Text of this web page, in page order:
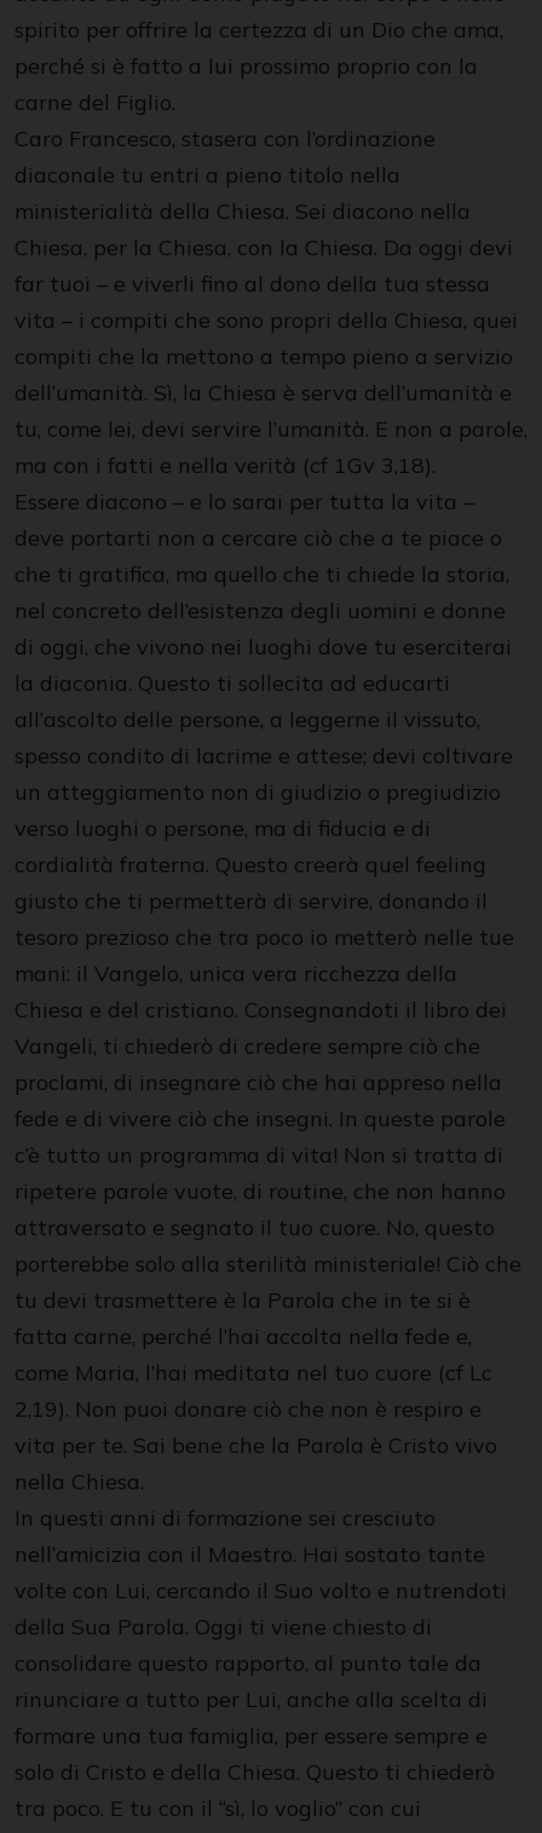
spirito per offrire la certezza di un Dio che ama,
perché si è fatto a lui prossimo proprio con la
carne del Figlio.
Caro Francesco, stasera con l’ordinazione
diaconale tu entri a pieno titolo nella
ministerialità della Chiesa. Sei diacono nella
Chiesa, per la Chiesa, con la Chiesa. Da oggi devi
far tuoi – e viverli fino al dono della tua stessa
vita – i compiti che sono propri della Chiesa, quei
compiti che la mettono a tempo pieno a servizio
dell’umanità. Sì, la Chiesa è serva dell’umanità e
tu, come lei, devi servire l’umanità. E non a parole,
ma con i fatti e nella verità (cf 1Gv 3,18).
Essere diacono – e lo sarai per tutta la vita –
deve portarti non a cercare ciò che a te piace o
che ti gratifica, ma quello che ti chiede la storia,
nel concreto dell’esistenza degli uomini e donne
di oggi, che vivono nei luoghi dove tu eserciterai
la diaconia. Questo ti sollecita ad educarti
all’ascolto delle persone, a leggerne il vissuto,
spesso condito di lacrime e attese; devi coltivare
un atteggiamento non di giudizio o pregiudizio
verso luoghi o persone, ma di fiducia e di
cordialità fraterna. Questo creerà quel feeling
giusto che ti permetterà di servire, donando il
tesoro prezioso che tra poco io metterò nelle tue
mani: il Vangelo, unica vera ricchezza della
Chiesa e del cristiano. Consegnandoti il libro dei
Vangeli, ti chiederò di credere sempre ciò che
proclami, di insegnare ciò che hai appreso nella
fede e di vivere ciò che insegni. In queste parole
c’è tutto un programma di vita! Non si tratta di
ripetere parole vuote, di routine, che non hanno
attraversato e segnato il tuo cuore. No, questo
porterebbe solo alla sterilità ministeriale! Ciò che
tu devi trasmettere è la Parola che in te si è
fatta carne, perché l’hai accolta nella fede e,
come Maria, l’hai meditata nel tuo cuore (cf Lc
2,19). Non puoi donare ciò che non è respiro e
vita per te. Sai bene che la Parola è Cristo vivo
nella Chiesa.
In questi anni di formazione sei cresciuto
nell’amicizia con il Maestro. Hai sostato tante
volte con Lui, cercando il Suo volto e nutrendoti
della Sua Parola. Oggi ti viene chiesto di
consolidare questo rapporto, al punto tale da
rinunciare a tutto per Lui, anche alla scelta di
formare una tua famiglia, per essere sempre e
solo di Cristo e della Chiesa. Questo ti chiederò
tra poco. E tu con il “sì, lo voglio” con cui